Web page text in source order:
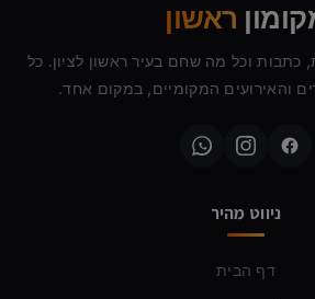
ראשון
כתבות וכל מה שחם בעיר ראשון לציון. כל
והאירועים המקומיים, במקום אחד.
ניווט מהיר
דף הבית